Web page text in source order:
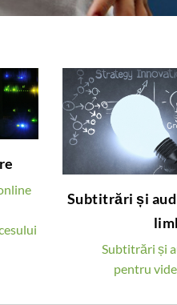
Subtitrări și
Subtitrări și
pentru
Subtitrări
Oferim
pentru